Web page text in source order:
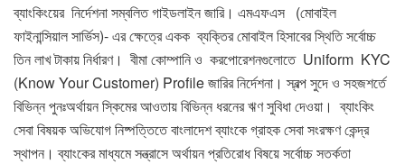
ব্যাংকিংয়ের নির্দেশনা সম্বলিত গাইডলাইন জারি। এমএফএস (মোবাইল
ফাইনান্সিয়াল সার্ভিস)- এর ক্ষেত্রে একক ব্যক্তির মোবাইল হিসাবের স্থিতি সর্বোচ্চ
তিন লাখ টাকায় নির্ধারণ। বীমা কোম্পানি ও করপোরেশনগুলোতে Uniform KYC
(Know Your Customer) Profile জারির নির্দেশনা। স্বল্প সুদে ও সহজশর্তে
বিভিন্ন পুনঃঅর্থায়ন স্কিমের আওতায় বিভিন্ন ধরনের ঋণ সুবিধা দেওয়া। ব্যাংকিং
সেবা বিষয়ক অভিযোগ নিষ্পত্তিতে বাংলাদেশ ব্যাংকে গ্রাহক সেবা সংরক্ষণ কেন্দ্র
স্থাপন। ব্যাংকের মাধ্যমে সন্ত্রাসে অর্থায়ন প্রতিরোধ বিষয়ে সর্বোচ্চ সতর্কতা